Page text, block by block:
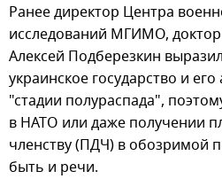
Ранее директор Центра
исследований МГИМО, доктор
Алексей Подберезкин выразил
украинское государство и
"стадии полураспада",
в НАТО или даже получении
членству (ПДЧ) в обозримой
быть и речи.